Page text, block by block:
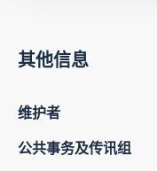
其他信息
维护者
公共事务及传讯组